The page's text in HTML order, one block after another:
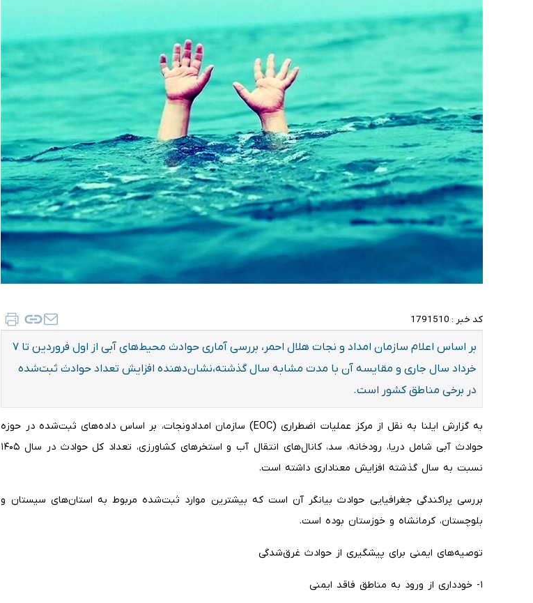
کد خبر : 1791510
بر اساس اعلام سازمان امداد و نجات هلال احمر، بررسی آماری حوادث محیط‌های آبی از اول فروردین تا ۷
خرداد سال جاری و مقایسه آن با مدت مشابه سال گذشته،نشان‌دهنده افزایش تعداد حوادث ثبت‌شده
در برخی مناطق کشور است.
به گزارش ایلنا به نقل از مرکز عملیات اضطراری (EOC) سازمان امدادونجات، بر اساس داده‌های ثبت‌شده در حوزه
حوادث آبی شامل دریا، رودخانه، سد، کانال‌های انتقال آب و استخرهای کشاورزی، تعداد کل حوادث در سال ۱۴۰۵
نسبت به سال گذشته افزایش معناداری داشته است.
بررسی پراکندگی جغرافیایی حوادث بیانگر آن است که بیشترین موارد ثبت‌شده مربوط به استان‌های سیستان و
بلوچستان، کرمانشاه و خوزستان بوده است.
توصیه‌های ایمنی برای پیشگیری از حوادث غرق‌شدگی
۱- خودداری از ورود به مناطق فاقد ایمنی